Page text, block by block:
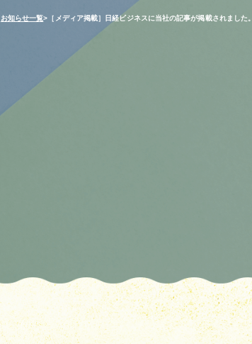
お知らせ一覧>［メディア掲載］日経ビジネスに当社の記事が掲載されました。